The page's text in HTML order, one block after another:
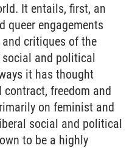
It entails, first, an
queer engagements
critiques of the
social and political
it has thought
freedom and
on feminist and
social and political
to be a highly